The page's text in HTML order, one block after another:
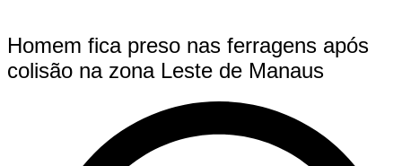
Homem fica preso nas ferragens após
colisão na zona Leste de Manaus